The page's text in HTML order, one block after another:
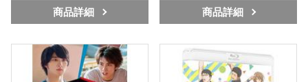
商品詳細 商品詳細